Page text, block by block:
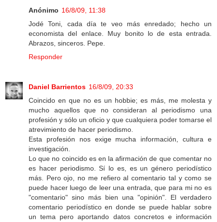
Anónimo 16/8/09, 11:38
Jodé Toni, cada día te veo más enredado; hecho un
economista del enlace. Muy bonito lo de esta entrada.
Abrazos, sinceros. Pepe.
Responder
Daniel Barrientos 16/8/09, 20:33
Coincido en que no es un hobbie; es más, me molesta y
mucho aquellos que no consideran al periodismo una
profesión y sólo un oficio y que cualquiera poder tomarse el
atrevimiento de hacer periodismo.
Esta profesión nos exige mucha información, cultura e
investigación.
Lo que no coincido es en la afirmación de que comentar no
es hacer periodismo. Sí lo es, es un género periodístico
más. Pero ojo, no me refiero al comentario tal y como se
puede hacer luego de leer una entrada, que para mi no es
"comentario" sino más bien una "opinión". El verdadero
comentario periodístico en donde se puede hablar sobre
un tema pero aportando datos concretos e información